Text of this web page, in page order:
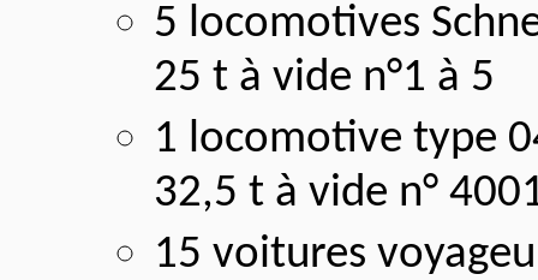
5 locomotives
25 t à vide n°1 à 5
1 locomotive type
32,5 t à vide n°
15 voitures